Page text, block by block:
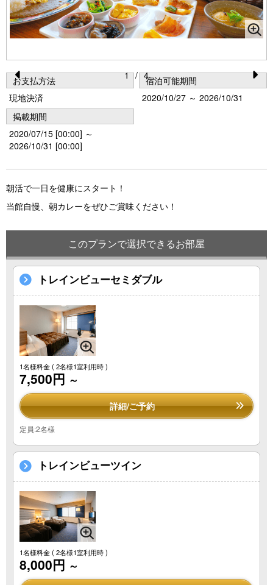
Pr
e
vi
o
s
N
1 / 4
お支払方法
現地決済
宿泊可能期間
2020/10/27 ～ 2026/10/31
掲載期間
2020/07/15 [00:00] ～
2026/10/31 [00:00]
朝活で一日を健康にスタート！
当館自慢、朝カレーをぜひご賞味ください！
このプランで選択できるお部屋
トレインビューセミダブル
1名様料金( 2名様1室利用時 )
7,500円 ～
詳細/ご予約
定員:2名様
トレインビューツイン
1名様料金( 2名様1室利用時 )
8,000円 ～